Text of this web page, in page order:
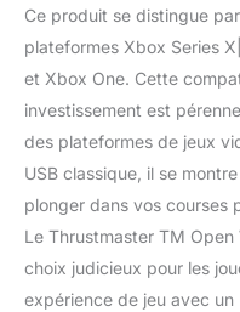
Ce produit se distingue
plateformes Xbox Series
et Xbox One. Cette
investissement est
des plateformes de jeux
USB classique, il se
plonger dans vos courses
Le Thrustmaster TM
choix judicieux pour les
expérience de jeu avec